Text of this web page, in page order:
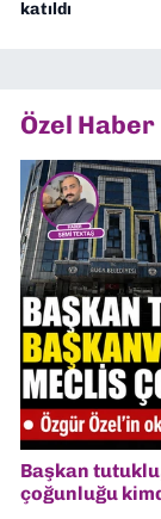
katıldı
Özel Haber
Başkan
çoğunluğu